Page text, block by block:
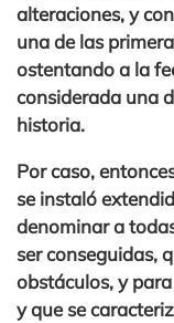
alteraciones, y
una de las
ostentando a la
considerada una
historia.
Por caso,
se instaló
denominar a
ser conseguidas,
obstáculos, y
y que se